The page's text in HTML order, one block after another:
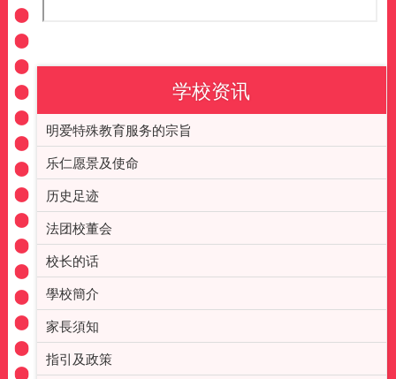
学校资讯
明爱特殊教育服务的宗旨
乐仁愿景及使命
历史足迹
法团校董会
校长的话
學校簡介
家長須知
指引及政策